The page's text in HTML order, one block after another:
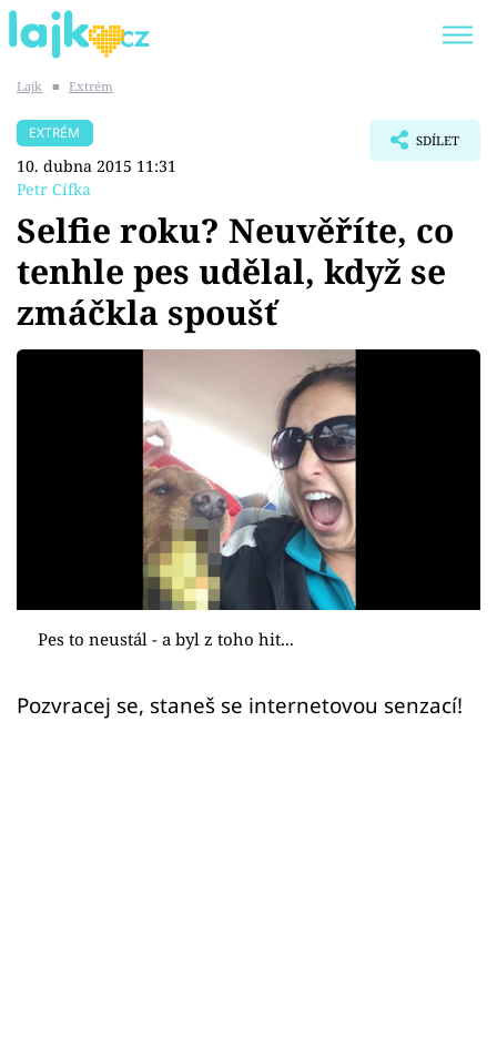
SHOPAHOLICADEL
Témata
Showbyznys
Sex a vztahy
Sledujte prima+
Lajk ■ Extrém
EXTRÉM
10. dubna 2015 11:31
Petr Cífka
SDÍLET
Selfie roku? Neuvěříte, co
tenhle pes udělal, když se
zmáčkla spoušť
Pes to neustál - a byl z toho hit...
Pozvracej se, staneš se internetovou senzací!